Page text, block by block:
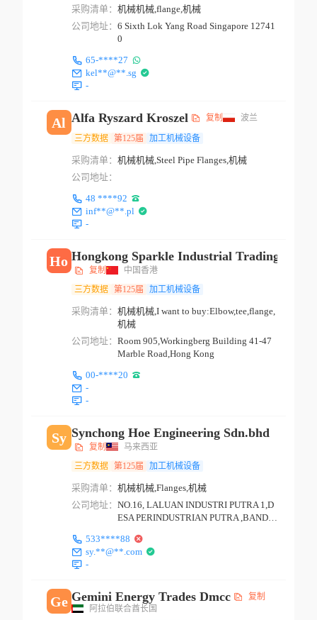
采购清单： 机械机械,flange,机械
公司地址： 6 Sixth Lok Yang Road Singapore 12741
0
65-****27
kel**@**.sg
-
Al Alfa Ryszard Kroszel 复制 波兰
三方数据 第125届 加工机械设备
采购清单： 机械机械,Steel Pipe Flanges,机械
公司地址：
48 ****92
inf**@**.pl
-
Ho Hongkong Sparkle Industrial Trading
复制
中国香港
三方数据 第125届 加工机械设备
采购清单： 机械机械,I want to buy:Elbow,tee,flange,
机械
公司地址： Room 905,Workingberg Building 41-47
Marble Road,Hong Kong
00-****20
-
-
Sy Synchong Hoe Engineering Sdn.bhd
复制
马来西亚
三方数据 第125届 加工机械设备
采购清单： 机械机械,Flanges,机械
公司地址： NO.16, LALUAN INDUSTRI PUTRA 1,D
ESA PERINDUSTRIAN PUTRA ,BANDA
533****88
sy.**@**.com
-
Ge Gemini Energy Trades Dmcc
复制
阿拉伯联合酋长国